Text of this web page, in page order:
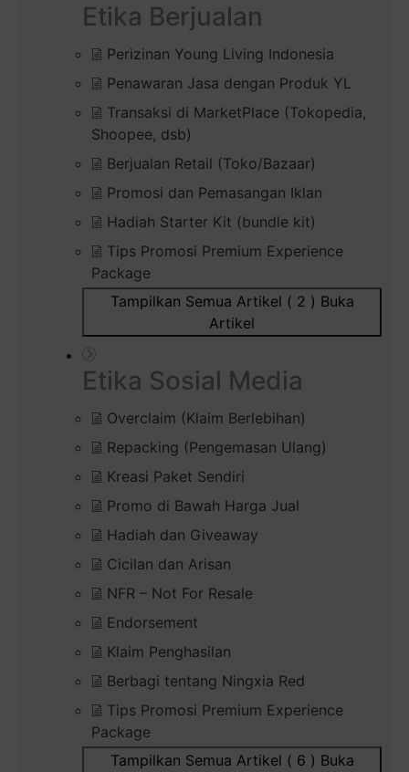
Etika Berjualan
Perizinan Young Living Indonesia
Penawaran Jasa dengan Produk YL
Transaksi di MarketPlace (Tokopedia,
Shoopee, dsb)
Berjualan Retail (Toko/Bazaar)
Promosi dan Pemasangan Iklan
Hadiah Starter Kit (bundle kit)
Tips Promosi Premium Experience
Package
Tampilkan Semua Artikel ( 2 ) Buka
Artikel
Etika Sosial Media
Overclaim (Klaim Berlebihan)
Repacking (Pengemasan Ulang)
Kreasi Paket Sendiri
Promo di Bawah Harga Jual
Hadiah dan Giveaway
Cicilan dan Arisan
NFR – Not For Resale
Endorsement
Klaim Penghasilan
Berbagi tentang Ningxia Red
Tips Promosi Premium Experience
Package
Tampilkan Semua Artikel ( 6 ) Buka